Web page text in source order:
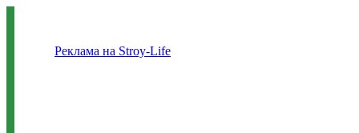
Реклама на Stroy-Life